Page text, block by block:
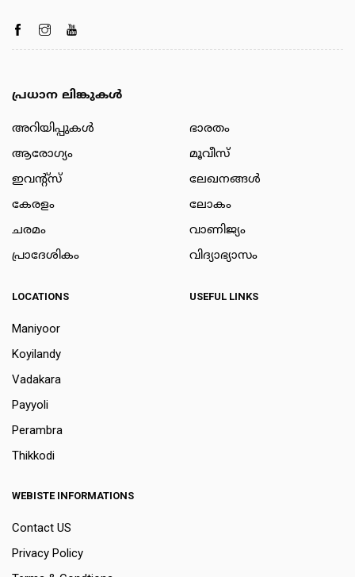
പ്രധാന ലിങ്കുകൾ
അറിയിപ്പുകള്‍
ആരോഗ്യം
ഇവന്റ്സ്
കേരളം
ചരമം
പ്രാദേശികം
ഭാരതം
മൂവീസ്
ലേഖനങ്ങള്‍
ലോകം
വാണിജ്യം
വിദ്യാഭ്യാസം
LOCATIONS
Maniyoor
Koyilandy
Vadakara
Payyoli
Perambra
Thikkodi
USEFUL LINKS
WEBISTE INFORMATIONS
Contact US
Privacy Policy